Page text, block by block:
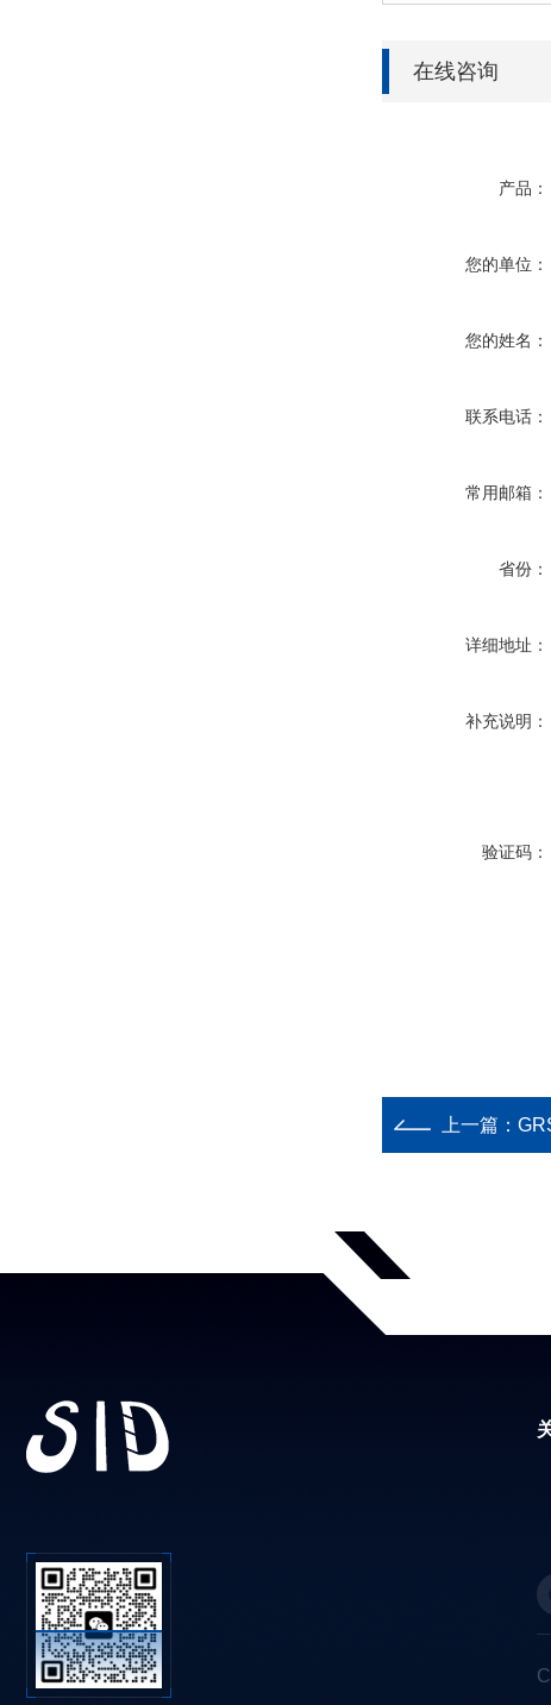
在线咨询
产品：
您的单位：
您的姓名：
联系电话：
常用邮箱：
省份：
详细地址：
补充说明：
验证码：
上一篇：